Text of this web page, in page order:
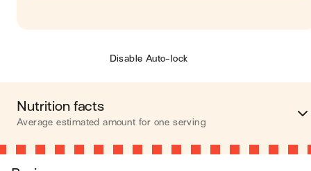
Disable Auto-lock
Nutrition facts
Average estimated amount for one serving
Energy 154